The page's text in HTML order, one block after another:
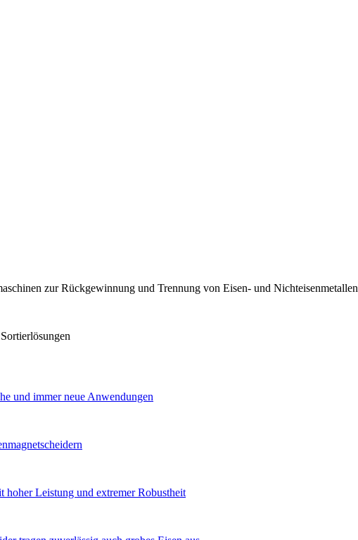
zur Rückgewinnung und Trennung von Eisen- und Nichteisenmetallen
und immer neue Anwendungen
Leistung und extremer Robustheit